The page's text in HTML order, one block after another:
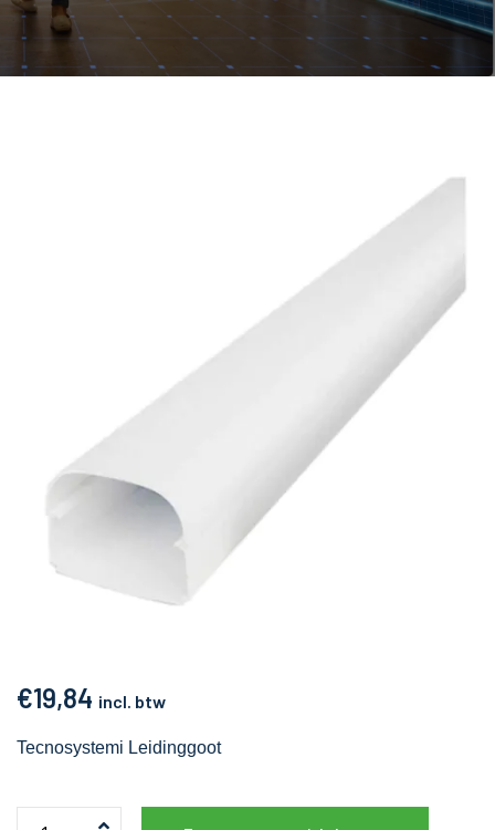
€19,84 incl. btw
Tecnosystemi Leidinggoot